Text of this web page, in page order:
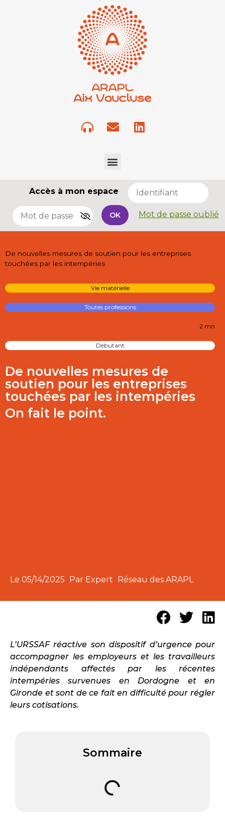
Accès à mon espace
OK Mot de passe oublié
De nouvelles mesures de soutien pour les entreprises
touchées par les intempéries
Vie matérielle
Toutes professions
2 mn
Débutant
De nouvelles mesures de
soutien pour les entreprises
touchées par les intempéries
On fait le point.
Le 05/14/2025 Par Expert Réseau des ARAPL
L’URSSAF réactive son dispositif d’urgence pour
accompagner les employeurs et les travailleurs
indépendants affectés par les récentes
intempéries survenues en Dordogne et en
Gironde et sont de ce fait en difficulté pour régler
leurs cotisations.
Sommaire